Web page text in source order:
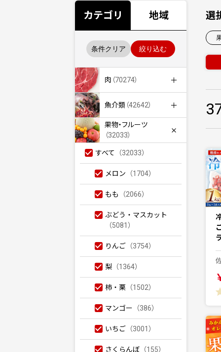
カテゴリ 地域
条件クリア 絞り込む
肉 （70274）
魚介類 （42642）
果物・フルーツ
（32033）
すべて （32033）
メロン （1704）
もも （2066）
ぶどう・マスカット
（5081）
りんご （3754）
梨 （1364）
柿・栗 （1502）
マンゴー （386）
いちご （3001）
さくらんぼ （155）
選